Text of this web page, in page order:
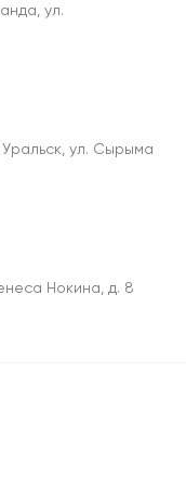
ул.
Уральск, ул. Сырыма
Нокина, д. 8